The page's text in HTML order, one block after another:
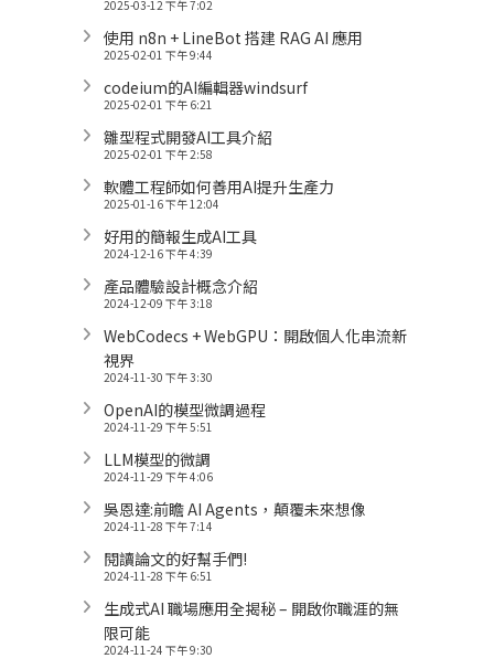
2025-03-12 下午 7:02
使用 n8n + LineBot 搭建 RAG AI 應用
2025-02-01 下午 9:44
codeium的AI編輯器windsurf
2025-02-01 下午 6:21
雛型程式開發AI工具介紹
2025-02-01 下午 2:58
軟體工程師如何善用AI提升生產力
2025-01-16 下午 12:04
好用的簡報生成AI工具
2024-12-16 下午 4:39
產品體驗設計概念介紹
2024-12-09 下午 3:18
WebCodecs + WebGPU：開啟個人化串流新
視界
2024-11-30 下午 3:30
OpenAI的模型微調過程
2024-11-29 下午 5:51
LLM模型的微調
2024-11-29 下午 4:06
吳恩達:前瞻 AI Agents，顛覆未來想像
2024-11-28 下午 7:14
閱讀論文的好幫手們!
2024-11-28 下午 6:51
生成式AI 職場應用全揭秘 – 開啟你職涯的無
限可能
2024-11-24 下午 9:30